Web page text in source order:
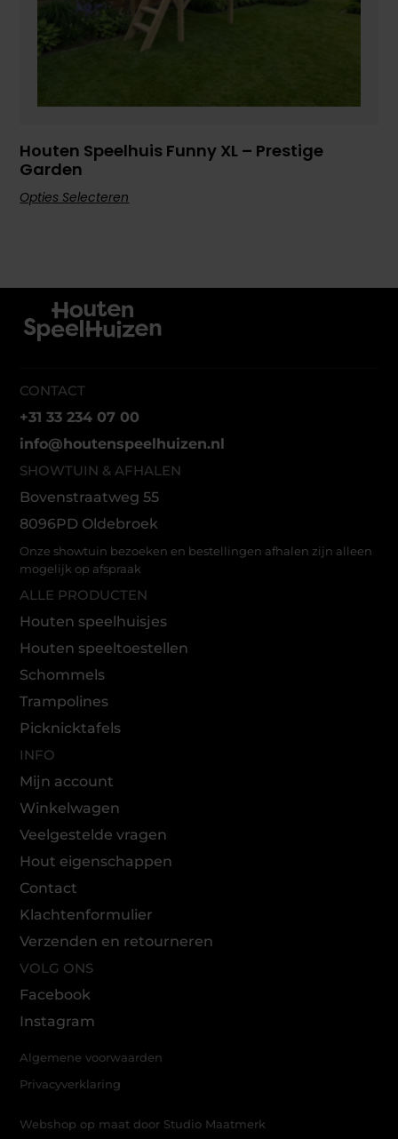
Houten Speelhuis Funny XL – Prestige
Garden
Opties Selecteren
CONTACT
+31 33 234 07 00
info@houtenspeelhuizen.nl
SHOWTUIN & AFHALEN
Bovenstraatweg 55
8096PD Oldebroek
Onze showtuin bezoeken en bestellingen afhalen zijn alleen
mogelijk op afspraak
ALLE PRODUCTEN
Houten speelhuisjes
Houten speeltoestellen
Schommels
Trampolines
Picknicktafels
INFO
Mijn account
Winkelwagen
Veelgestelde vragen
Hout eigenschappen
Contact
Klachtenformulier
Verzenden en retourneren
VOLG ONS
Facebook
Instagram
Webshop op maat door Studio Maatmerk
Algemene voorwaarden
Privacyverklaring